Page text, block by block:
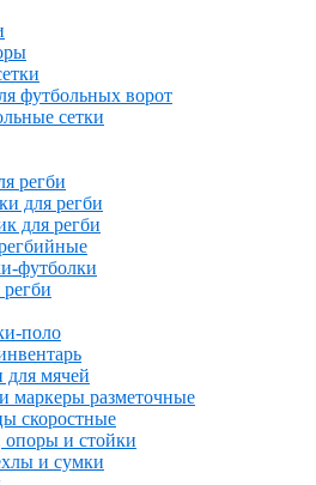
футбольных ворот
сетки
регби
для регби
для регби
футболки
поло
для мячей
маркеры разметочные
скоростные
и стойки
и сумки